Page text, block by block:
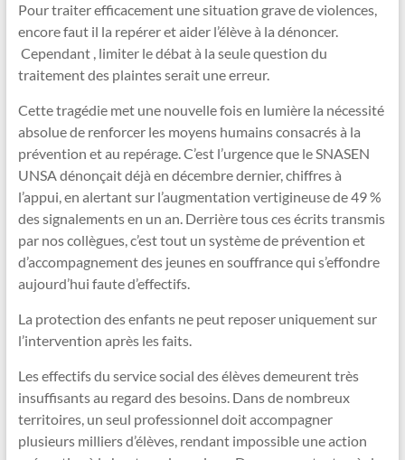
Pour traiter efficacement une situation grave de violences,
encore faut il la repérer et aider l’élève à la dénoncer.
Cependant , limiter le débat à la seule question du
traitement des plaintes serait une erreur.
Cette tragédie met une nouvelle fois en lumière la nécessité
absolue de renforcer les moyens humains consacrés à la
prévention et au repérage. C’est l’urgence que le SNASEN
UNSA dénonçait déjà en décembre dernier, chiffres à
l’appui, en alertant sur l’augmentation vertigineuse de 49 %
des signalements en un an. Derrière tous ces écrits transmis
par nos collègues, c’est tout un système de prévention et
d’accompagnement des jeunes en souffrance qui s’effondre
aujourd’hui faute d’effectifs.
La protection des enfants ne peut reposer uniquement sur
l’intervention après les faits.
Les effectifs du service social des élèves demeurent très
insuffisants au regard des besoins. Dans de nombreux
territoires, un seul professionnel doit accompagner
plusieurs milliers d’élèves, rendant impossible une action